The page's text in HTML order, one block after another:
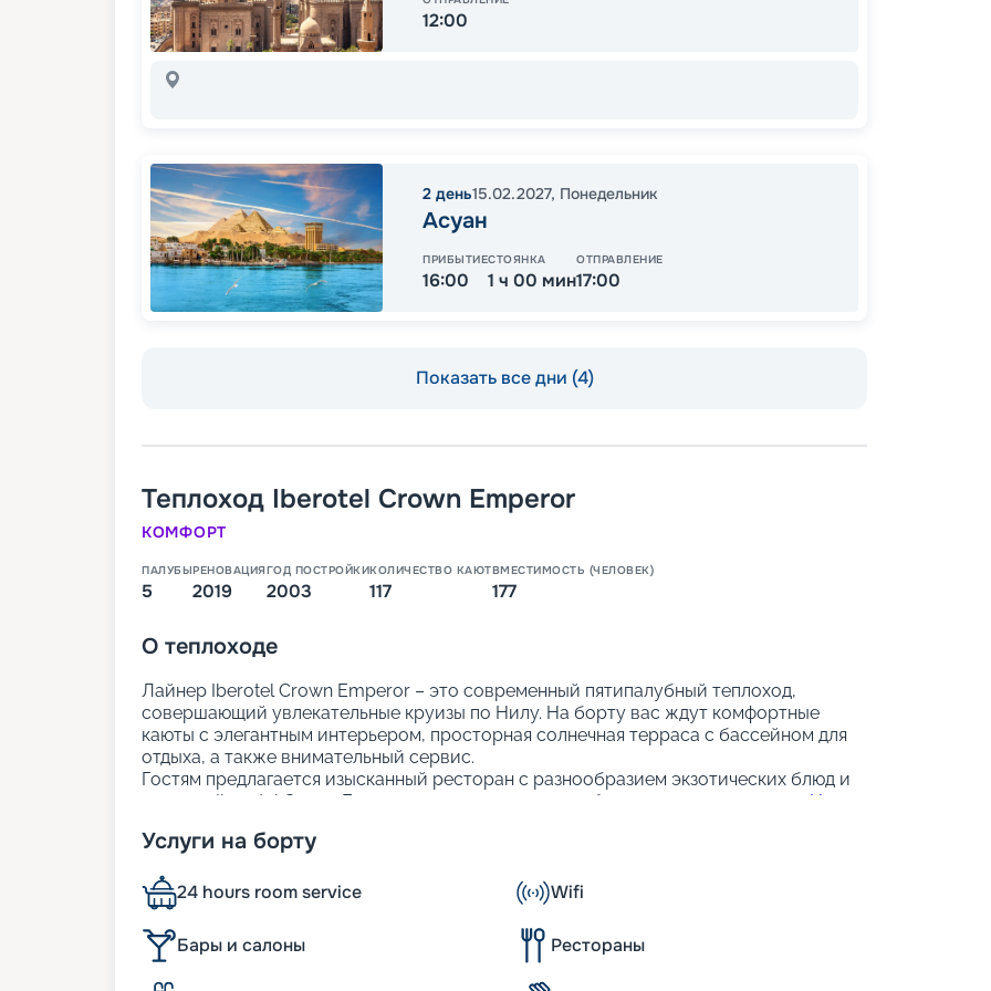
12:00
2 день15.02.2027, Понедельник
Асуан
ПРИБЫТИЕ
16:00
СТОЯНКА
1 ч 00 мин
ОТПРАВЛЕНИЕ
17:00
Показать все дни (4)
Теплоход Iberotel Crown Emperor
КОМФОРТ
ПАЛУБЫ
5
РЕНОВАЦИЯ
2019
ГОД ПОСТРОЙКИ
2003
КОЛИЧЕСТВО КАЮТ
117
ВМЕСТИМОСТЬ (ЧЕЛОВЕК)
177
О теплоходе
Лайнер Iberotel Crown Emperor – это современный пятипалубный теплоход,
совершающий увлекательные круизы по Нилу. На борту вас ждут комфортные
каюты с элегантным интерьером, просторная солнечная терраса с бассейном для
отдыха, а также внимательный сервис.
Гостям предлагается изысканный ресторан с разнообразием экзотических блюд и
закусок. Iberotel Crown Emperor создан для того, чтобы ваше путешествие
по Нилу
Размещение
размещением. В каждой каюте есть мини-бар и спутниковое телевидение, чтобы
отдых в номере был максимально комфортным.
Услуги на борту
24 hours room service Wifi
Бары и салоны Рестораны